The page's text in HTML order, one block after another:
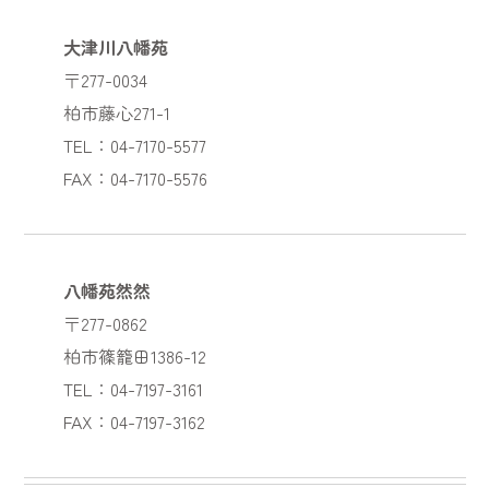
大津川八幡苑
〒277-0034
柏市藤心271-1
TEL：04-7170-5577
FAX：04-7170-5576
八幡苑然然
〒277-0862
柏市篠籠田1386-12
TEL：04-7197-3161
FAX：04-7197-3162